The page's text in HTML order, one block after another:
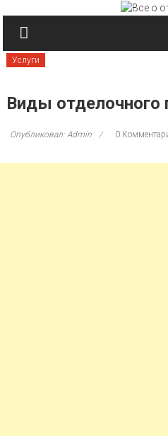
Услуги
Виды отделочного
Опубликовал: Admin 0